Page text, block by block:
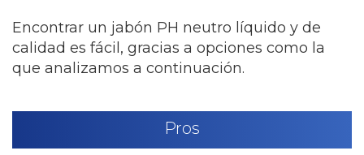
Encontrar un jabón PH neutro líquido y de
calidad es fácil, gracias a opciones como la
que analizamos a continuación.
Pros